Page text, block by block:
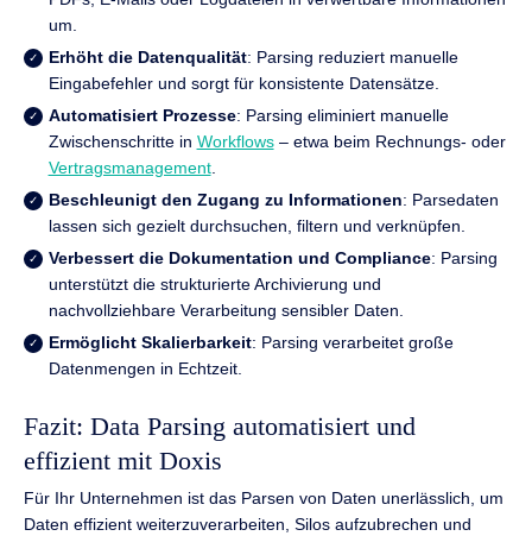
um.
Erhöht die Datenqualität: Parsing reduziert manuelle
Eingabefehler und sorgt für konsistente Datensätze.
Automatisiert Prozesse: Parsing eliminiert manuelle
Zwischenschritte in Workflows– etwa beim Rechnungs- oder
Vertragsmanagement.
Beschleunigt den Zugang zu Informationen: Parsedaten
lassen sich gezielt durchsuchen, filtern und verknüpfen.
Verbessert die Dokumentation und Compliance: Parsing
unterstützt die strukturierte Archivierung und
nachvollziehbare Verarbeitung sensibler Daten.
Ermöglicht Skalierbarkeit: Parsing verarbeitet große
Datenmengen in Echtzeit.
Fazit: Data Parsing automatisiert und
effizient mit Doxis
Für Ihr Unternehmen ist das Parsen von Daten unerlässlich, um
Daten effizient weiterzuverarbeiten, Silos aufzubrechen und